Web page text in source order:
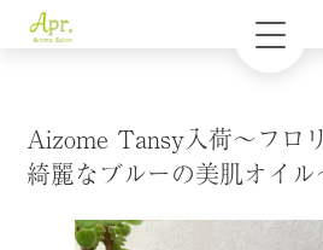
Aizome Tansy入荷〜フロ
綺麗なブルーの美肌オイル